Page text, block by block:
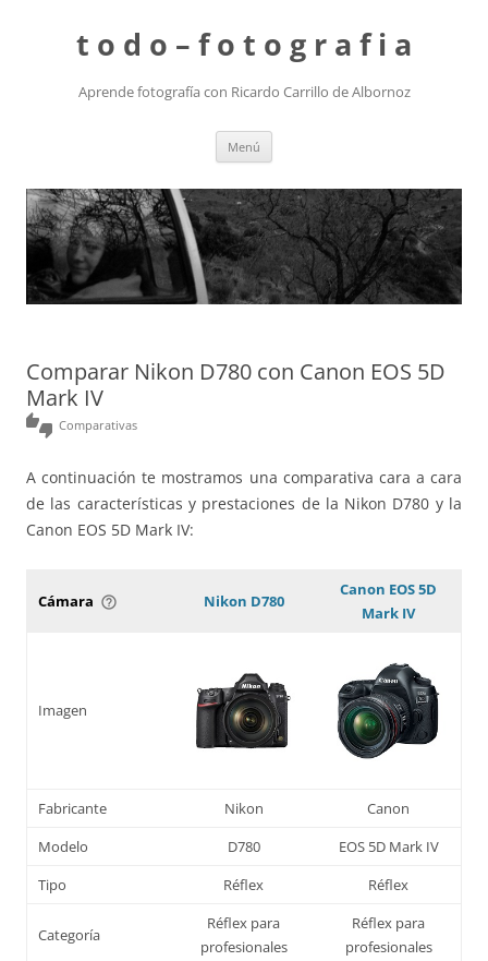
t o d o – f o t o g r a f i a
Aprende fotografía con Ricardo Carrillo de Albornoz
Menú
Comparar Nikon D780 con Canon EOS 5D
Mark IV
thumbs_up_down Comparativas
A continuación te mostramos una comparativa cara a cara
de las características y prestaciones de la Nikon D780 y la
Canon EOS 5D Mark IV:
Cámara help_outline Nikon D780
Canon EOS 5D
Mark IV
Imagen
Fabricante Nikon
Canon
Modelo
D780
EOS 5D Mark IV
Tipo
Réflex Réflex
Categoría
Réflex para
profesionales
Réflex para
profesionales